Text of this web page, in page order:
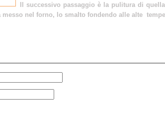
Il successivo passaggio è la pulitura di
nel forno, lo smalto fondendo alle alte